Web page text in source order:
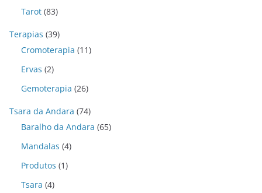
Tarot (83)
Terapias (39)
Cromoterapia (11)
Ervas (2)
Gemoterapia (26)
Tsara da Andara (74)
Baralho da Andara (65)
Mandalas (4)
Produtos (1)
Tsara (4)